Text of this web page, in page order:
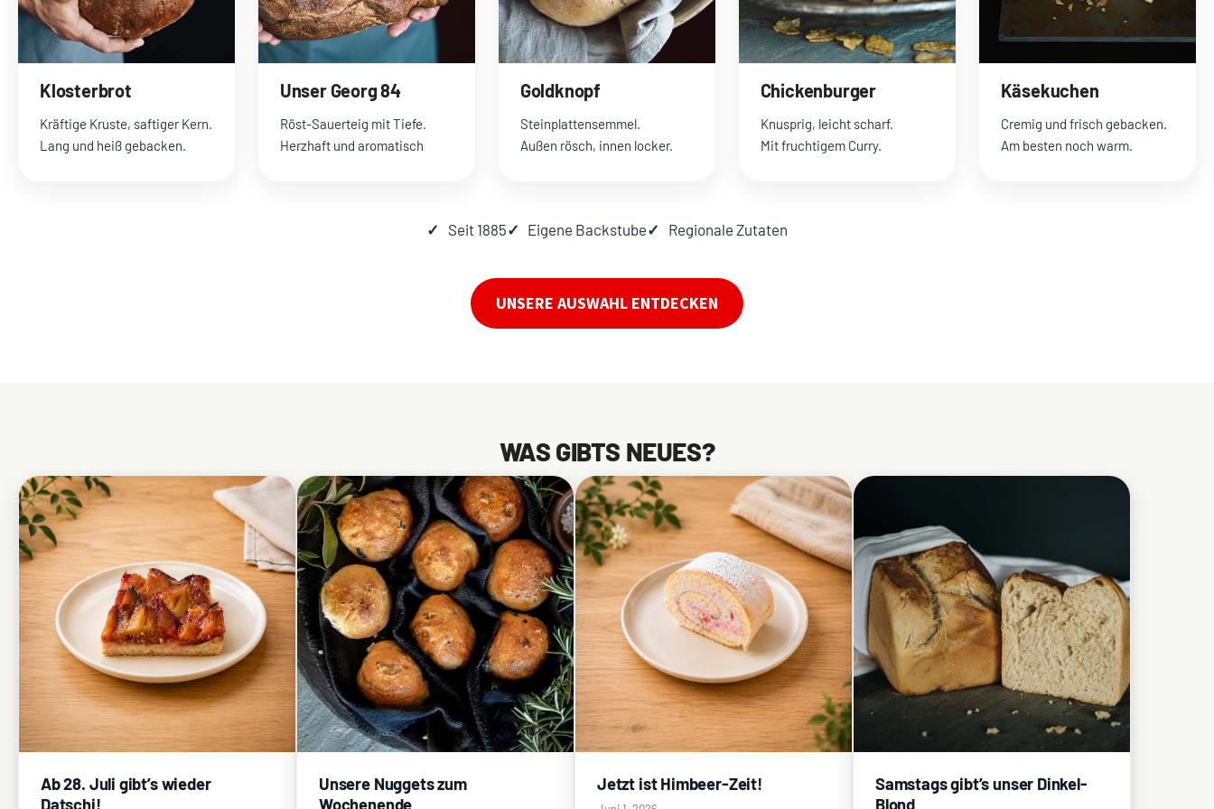
Klosterbrot
Kräftige Kruste, saftiger Kern.
Lang und heiß gebacken.
Unser Georg 84
Röst-Sauerteig mit Tiefe.
Herzhaft und aromatisch
Goldknopf
Steinplattensemmel.
Außen rösch, innen locker.
Chickenburger
Knusprig, leicht scharf.
Mit fruchtigem Curry.
Käsekuchen
Cremig und frisch gebacken.
Am besten noch warm.
Seit 1885 Eigene Backstube Regionale Zutaten
UNSERE AUSWAHL ENTDECKEN
WAS GIBTS NEUES?
Ab 28. Juli gibt’s wieder
Datschi!
Unsere Nuggets zum
Wochenende
Jetzt ist Himbeer-Zeit!
Samstags gibt’s unser Dinkel-
Blond